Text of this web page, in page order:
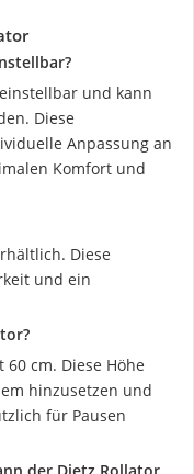
und kann
Diese
Anpassung an
Komfort und
Diese
und ein
cm. Diese Höhe
hinzusetzen und
für Pausen